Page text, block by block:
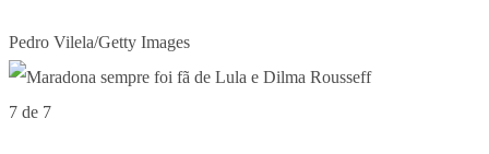
Pedro Vilela/Getty Images
7 de 7